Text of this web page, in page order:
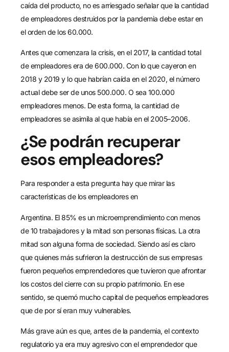
caída del producto, no es arriesgado señalar que la cantidad
de empleadores destruidos por la pandemia debe estar en
el orden de los 60.000.
Antes que comenzara la crisis, en el 2017, la cantidad total
de empleadores era de 600.000. Con lo que cayeron en
2018 y 2019 y lo que habrían caída en el 2020, el número
actual debe ser de unos 500.000. O sea 100.000
empleadores menos. De esta forma, la cantidad de
empleadores se asimila al que había en el 2005–2006.
¿Se podrán recuperar
esos empleadores?
Para responder a esta pregunta hay que mirar las
características de los empleadores en
Argentina. El 85% es un microemprendimiento con menos
de 10 trabajadores y la mitad son personas físicas. La otra
mitad son alguna forma de sociedad. Siendo así es claro
que quienes más sufrieron la destrucción de sus empresas
fueron pequeños emprendedores que tuvieron que afrontar
los costos del cierre con su propio patrimonio. En ese
sentido, se quemó mucho capital de pequeños empleadores
que de por sí eran muy vulnerables.
Más grave aún es que, antes de la pandemia, el contexto
regulatorio ya era muy agresivo con el emprendedor que